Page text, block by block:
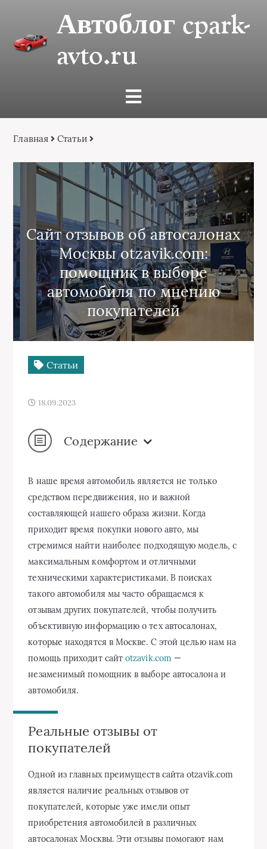
Автоблог cpark-
avto.ru
Главная Статьи
Сайт отзывов об автосалонах
Москвы otzavik.com:
помощник в выборе
автомобиля по мнению
покупателей
Статьи
18.09.2023
Содержание
В наше время автомобиль является не только
средством передвижения, но и важной
составляющей нашего образа жизни. Когда
приходит время покупки нового авто, мы
стремимся найти наиболее подходящую модель, с
максимальным комфортом и отличными
техническими характеристиками. В поисках
такого автомобиля мы часто обращаемся к
отзывам других покупателей, чтобы получить
объективную информацию о тех автосалонах,
которые находятся в Москве. С этой целью нам на
помощь приходит сайтotzavik.com —
незаменимый помощник в выборе автосалона и
автомобиля.
Реальные отзывы от
покупателей
Одной из главных преимуществ сайта otzavik.com
является наличие реальных отзывов от
покупателей, которые уже имели опыт
приобретения автомобилей в различных
автосалонах Москвы. Эти отзывы помогают нам